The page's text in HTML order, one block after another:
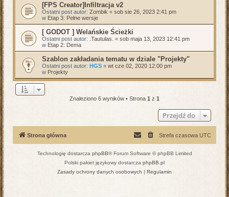
[FPS Creator]Infiltracja v2
Ostatni post autor: Zombik « sob sie 26, 2023 2:41 pm
w Etap 3: Pełne wersje
[ GODOT ] Welańskie Ścieżki
Ostatni post autor: .Tautulas. « sob maja 13, 2023 12:41 pm
w Etap 2: Dema
Szablon zakładania tematu w dziale "Projekty"
Ostatni post autor: HGS « wt cze 02, 2020 12:00 pm
w Projekty
Znaleziono 6 wyników • Strona 1 z 1
Przejdź do
Strona główna Strefa czasowa UTC
Technologię dostarcza phpBB® Forum Software © phpBB Limited
Polski pakiet językowy dostarcza phpBB.pl
Zasady ochrony danych osobowych | Regulamin